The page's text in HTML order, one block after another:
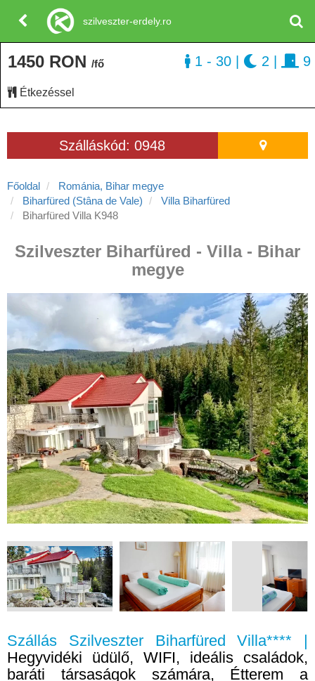
Szálláskód: 0948
Főoldal
Románia, Bihar megye
Biharfüred (Stâna de Vale)
Villa Biharfüred
Biharfüred Villa K948
Szilveszter Biharfüred - Villa - Bihar
megye
Szállás Szilveszter Biharfüred Villa**** |
Hegyvidéki üdülő, WIFI, ideális családok,
baráti társaságok számára, Étterem a
1450 RON /fő
Étkezéssel
1 - 30 2 9
szilveszter-erdely.ro